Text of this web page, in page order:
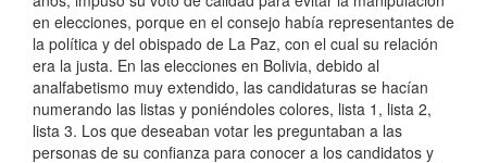
en elecciones, porque en el consejo había representantes de
la política y del obispado de La Paz, con el cual su relación
era la justa. En las elecciones en Bolivia, debido al
analfabetismo muy extendido, las candidaturas se hacían
numerando las listas y poniéndoles colores, lista 1, lista 2,
lista 3. Los que deseaban votar les preguntaban a las
personas de su confianza para conocer a los candidatos y